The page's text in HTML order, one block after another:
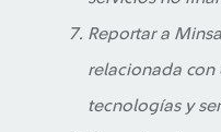
Reportar a
relacionada con
tecnologías y